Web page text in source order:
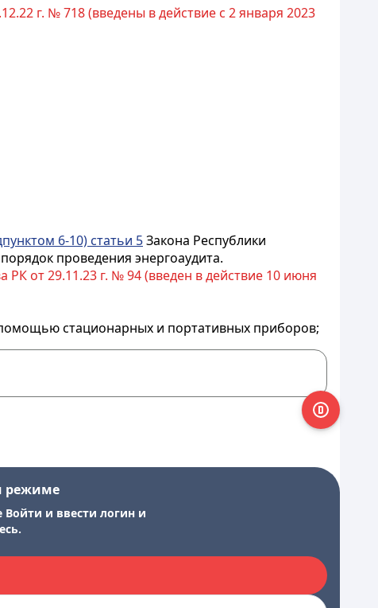
г. № 718 (введены в действие с 2 января 2023
6-10) статьи 5Закона Республики
проведения энергоаудита.
от 29.11.23 г. № 94 (введен в действие 10 июня
стационарных и портативных приборов;
режиме
и ввести логин и